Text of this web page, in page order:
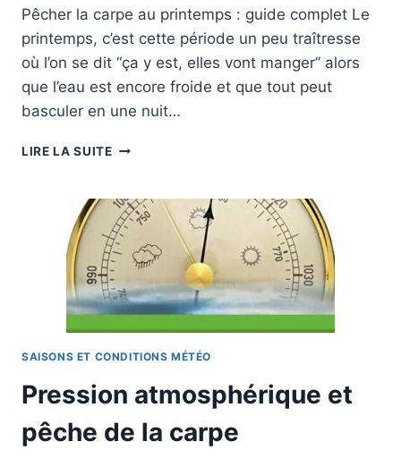
Pêcher la carpe au printemps : guide complet Le
printemps, c’est cette période un peu traîtresse
où l’on se dit “ça y est, elles vont manger” alors
que l’eau est encore froide et que tout peut
basculer en une nuit…
LIRE LA SUITEPÊCHER
AU
PRINTEMPS
:
TECHNIQUES,
APPÂTS,
POSTES
SAISONS ET CONDITIONS MÉTÉO
Pression atmosphérique et
pêche de la carpe